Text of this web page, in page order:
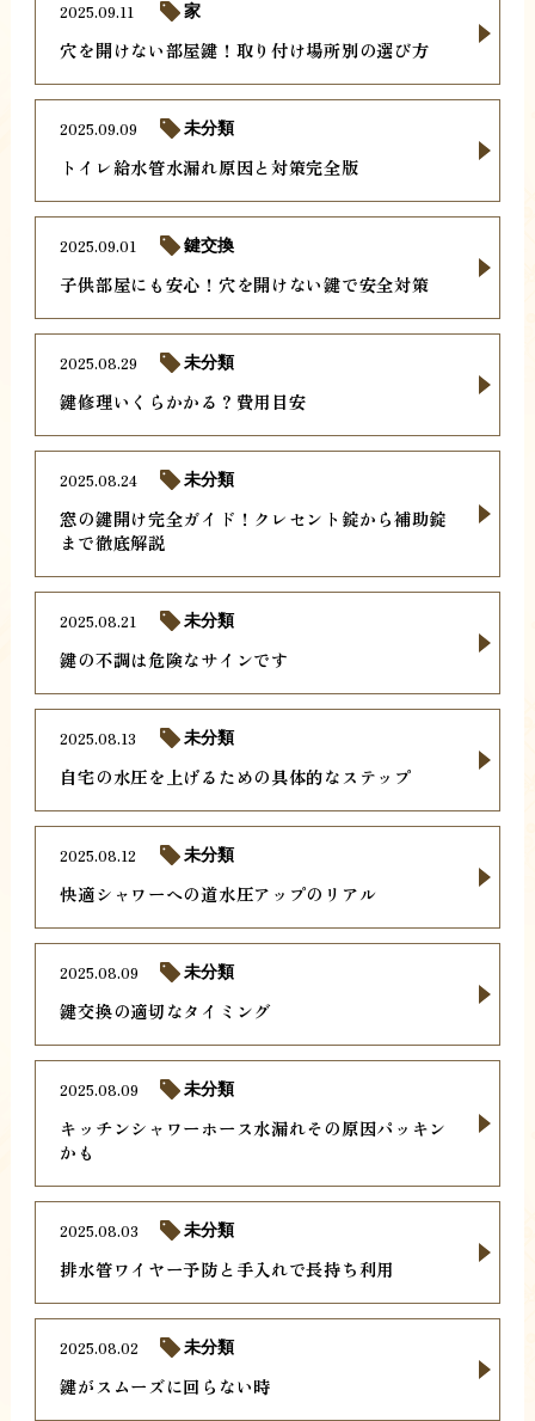
穴を開けない部屋鍵！取り付け場所別の選び方
2025.09.11 家
トイレ給水管水漏れ原因と対策完全版
2025.09.09 未分類
子供部屋にも安心！穴を開けない鍵で安全対策
2025.09.01 鍵交換
鍵修理いくらかかる？費用目安
2025.08.29 未分類
窓の鍵開け完全ガイド！クレセント錠から補助錠
まで徹底解説
2025.08.24 未分類
鍵の不調は危険なサインです
2025.08.21 未分類
自宅の水圧を上げるための具体的なステップ
2025.08.13 未分類
快適シャワーへの道水圧アップのリアル
2025.08.12 未分類
鍵交換の適切なタイミング
2025.08.09 未分類
キッチンシャワーホース水漏れその原因パッキン
かも
2025.08.09 未分類
排水管ワイヤー予防と手入れで長持ち利用
2025.08.03 未分類
鍵がスムーズに回らない時
2025.08.02 未分類